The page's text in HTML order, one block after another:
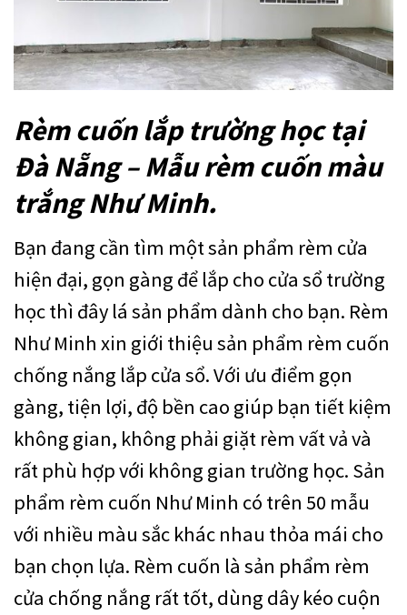
Rèm cuốn lắp trường học tại
Đà Nẵng – Mẫu rèm cuốn màu
trắng Như Minh.
Bạn đang cần tìm một sản phẩm rèm cửa
hiện đại, gọn gàng để lắp cho cửa sổ trường
học thì đây lá sản phẩm dành cho bạn. Rèm
Như Minh xin giới thiệu sản phẩm rèm cuốn
chống nắng lắp cửa sổ. Với ưu điểm gọn
gàng, tiện lợi, độ bền cao giúp bạn tiết kiệm
không gian, không phải giặt rèm vất vả và
rất phù hợp với không gian trường học. Sản
phẩm rèm cuốn Như Minh có trên 50 mẫu
với nhiều màu sắc khác nhau thỏa mái cho
bạn chọn lựa. Rèm cuốn là sản phẩm rèm
cửa chống nắng rất tốt, dùng dây kéo cuộn